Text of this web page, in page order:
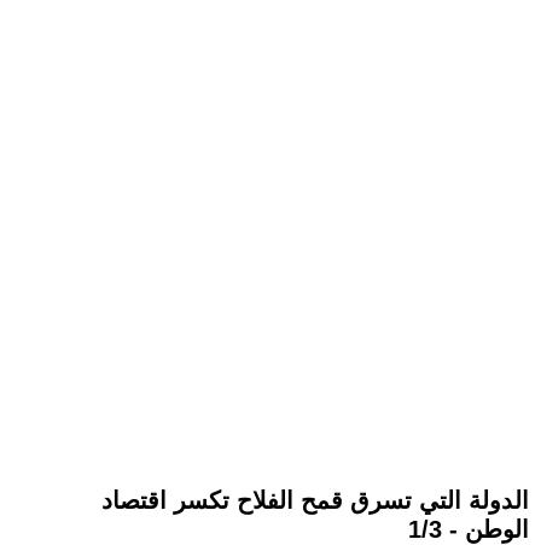
الدولة التي تسرق قمح الفلاح تكسر اقتصاد
الوطن - 1/3